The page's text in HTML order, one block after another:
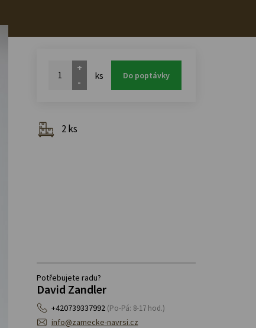
+
-
ks Do poptávky
2 ks
Potřebujete radu?
David Zandler
+420739337992 (Po-Pá: 8-17 hod.)
info@zamecke-navrsi.cz